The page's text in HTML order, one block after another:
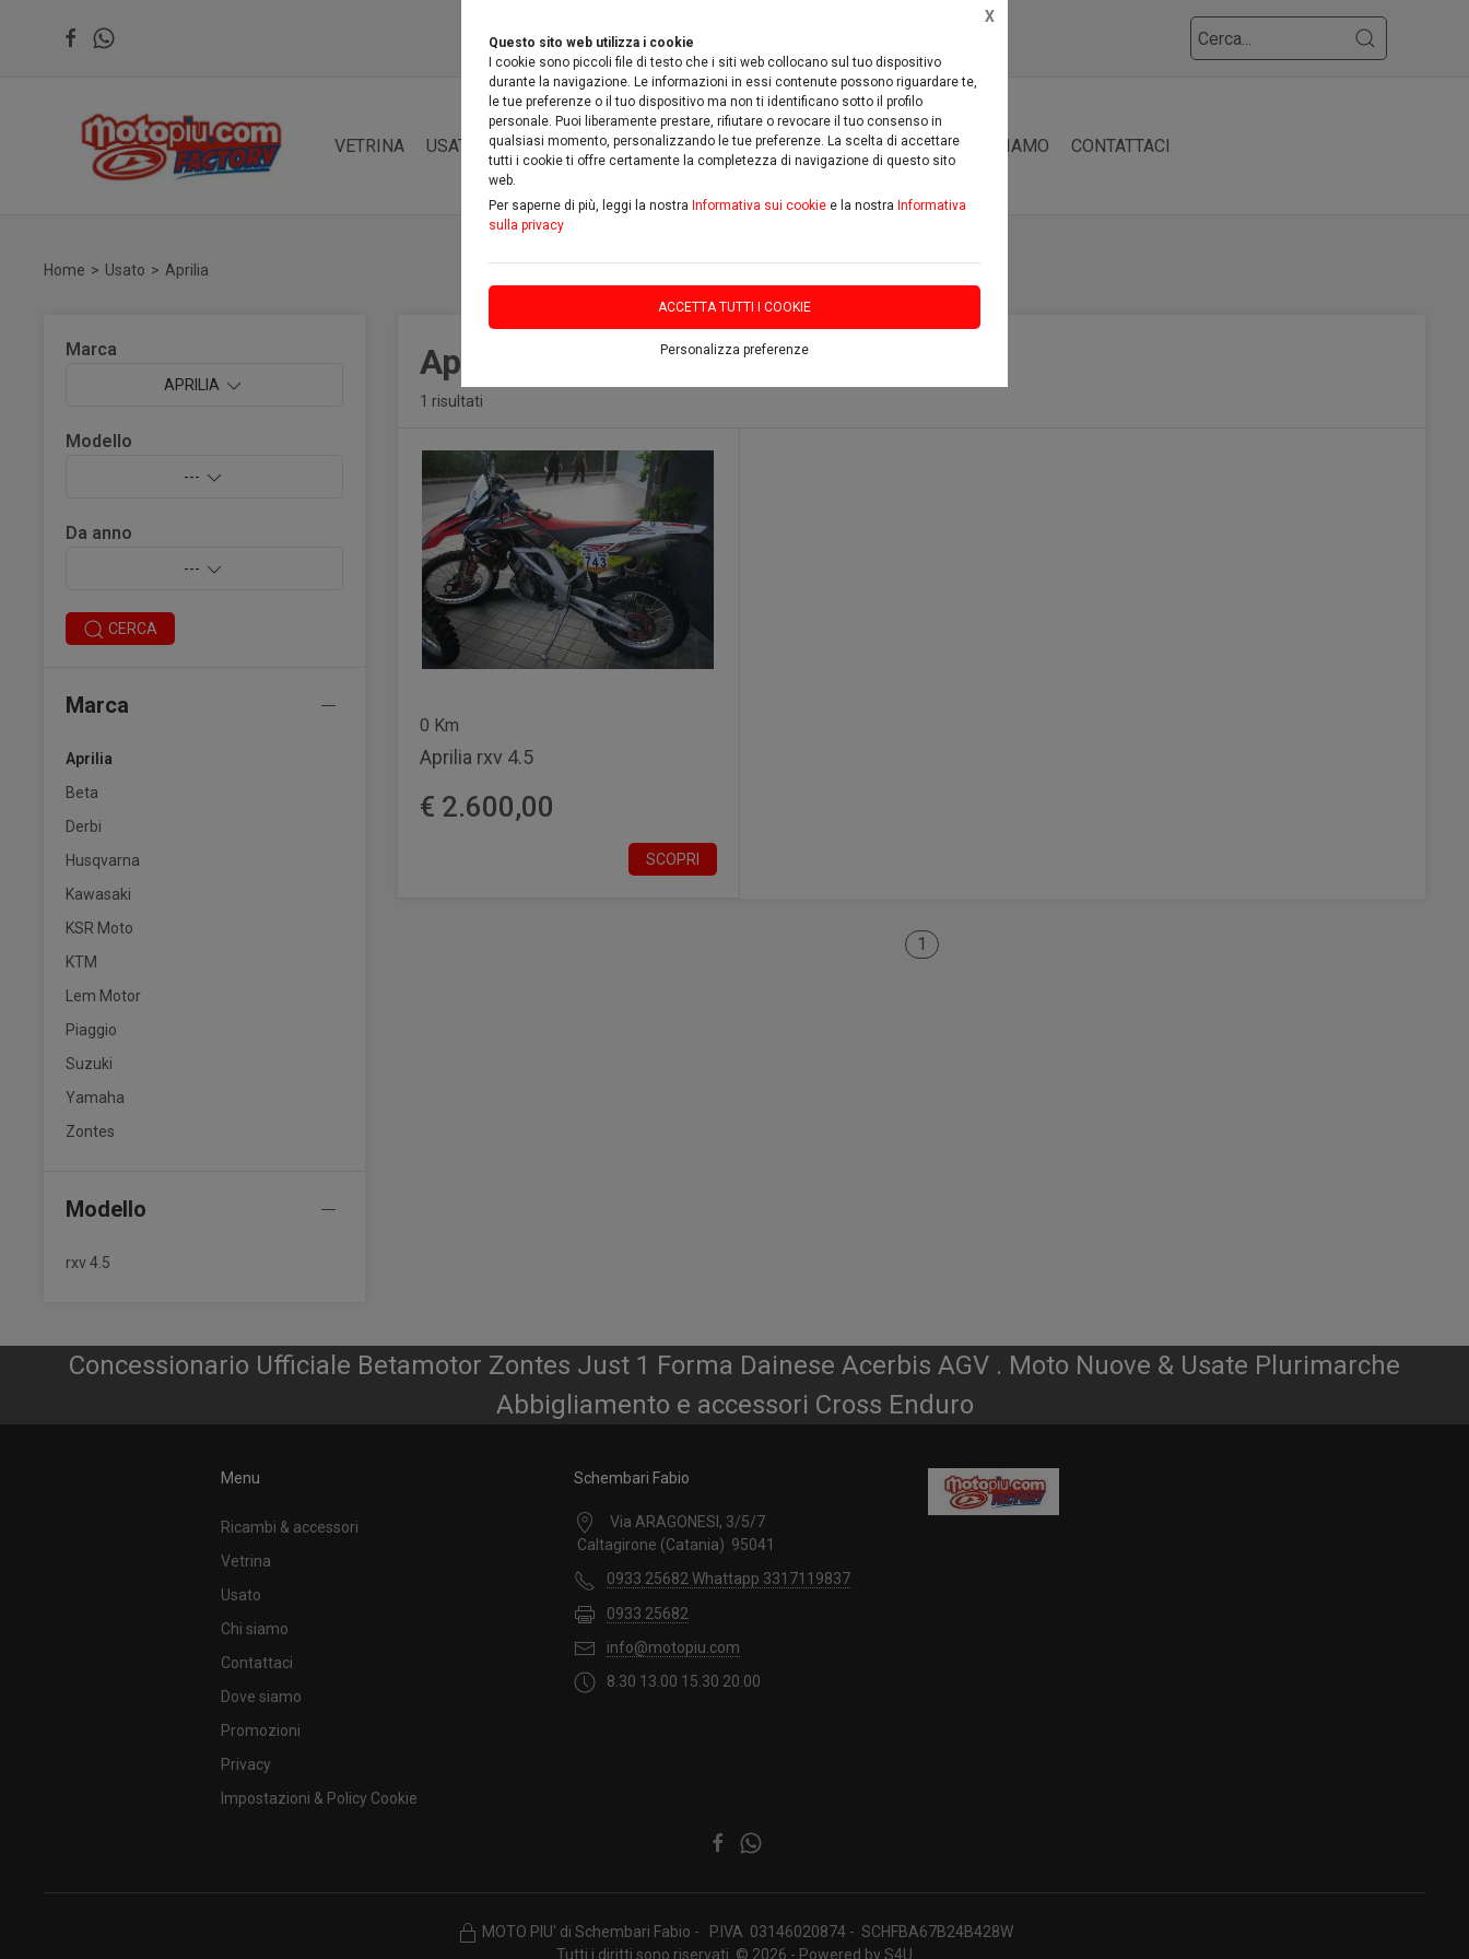
Questo sito web utilizza i cookie
I cookie sono piccoli file di testo che i siti web collocano sul tuo dispositivo
durante la navigazione. Le informazioni in essi contenute possono riguardare te,
le tue preferenze o il tuo dispositivo ma non ti identificano sotto il profilo
personale. Puoi liberamente prestare, rifiutare o revocare il tuo consenso in
qualsiasi momento, personalizzando le tue preferenze. La scelta di accettare
tutti i cookie ti offre certamente la completezza di navigazione di questo sito
web.
Per saperne di più, leggi la nostra Informativa sui cookie e la nostra Informativa
sulla privacy
ACCETTA TUTTI I COOKIE
Personalizza preferenze
X
VETRINA USATO RICAMBI & ACCESSORI PROMOZIONI DOVE SIAMO CHI SIAMO CONTATTACI
Home Usato Aprilia
Marca
APRILIA
Modello
---
Da anno
---
CERCA
Marca
Aprilia
Beta
Derbi
Husqvarna
Kawasaki
KSR Moto
KTM
Lem Motor
Piaggio
Suzuki
Yamaha
Zontes
Modello
rxv 4.5
Aprilia
1 risultati
0 Km
Aprilia rxv 4.5
€ 2.600,00
SCOPRI
1
Concessionario Ufficiale Betamotor Zontes Just 1 Forma Dainese Acerbis AGV . Moto Nuove & Usate Plurimarche
Abbigliamento e accessori Cross Enduro
Menu
Ricambi & accessori
Vetrina
Usato
Chi siamo
Contattaci
Dove siamo
Promozioni
Privacy
Impostazioni & Policy Cookie
Schembari Fabio
Via ARAGONESI, 3/5/7
Caltagirone (Catania) 95041
0933 25682 Whattapp 3317119837
0933 25682
info@motopiu.com
8.30 13.00 15.30 20.00
MOTO PIU' di Schembari Fabio - P.IVA 03146020874 - SCHFBA67B24B428W
Tutti i diritti sono riservati. © 2026 - Powered by S4U